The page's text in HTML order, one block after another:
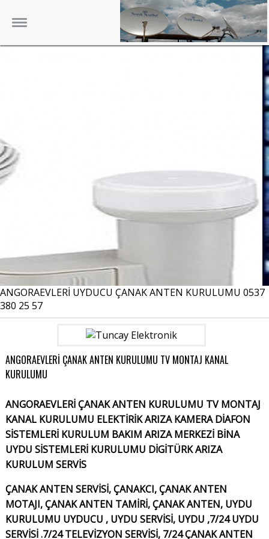
ANGORAEVLERİ UYDUCU ÇANAK ANTEN KURULUMU 0537
380 25 57
ANGORAEVLERİ ÇANAK ANTEN KURULUMU TV MONTAJ KANAL
KURULUMU
ANGORAEVLERİ ÇANAK ANTEN KURULUMU TV MONTAJ
KANAL KURULUMU ELEKTİRİK ARIZA KAMERA DİAFON
SİSTEMLERİ KURULUM BAKIM ARIZA MERKEZİ BİNA
UYDU SİSTEMLERİ KURULUMU DİGİTÜRK ARIZA
KURULUM SERVİS
ÇANAK ANTEN SERVİSİ, ÇANAKCI, ÇANAK ANTEN
MOTAJI, ÇANAK ANTEN TAMİRİ, ÇANAK ANTEN, UYDU
KURULUMU UYDUCU , UYDU SERVİSİ, UYDU ,7/24 UYDU
SERVİSİ .7/24 TELEVİZYON SERVİSİ, 7/24 ÇANAK ANTEN